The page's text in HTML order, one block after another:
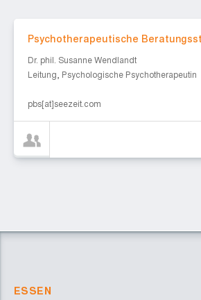
Psychotherapeutische
Dr. phil. Susanne Wendlandt
Leitung, Psychologische Psychotherapeutin
pbs[at]seezeit.com
ESSEN